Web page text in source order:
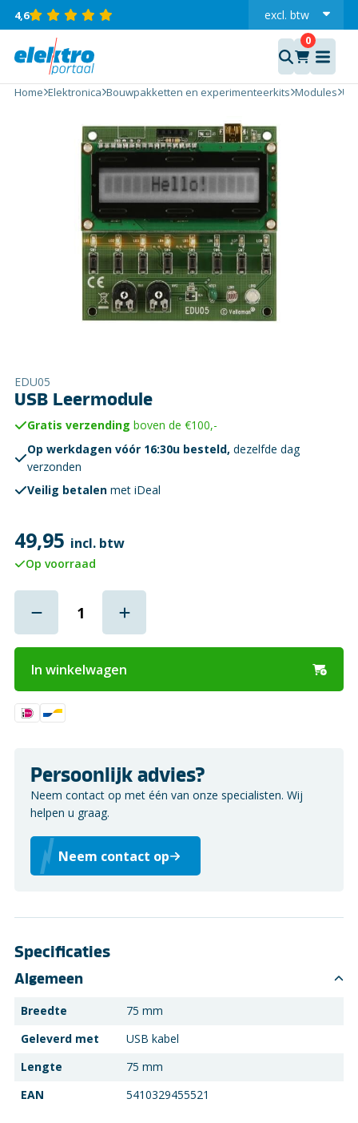
4,6 excl. btw
incl.
Home Elektronica Bouwpakketten en experimenteerkits Modules
EDU05
USB Leermodule
Gratis verzending boven de €100,-
Op werkdagen vóór 16:30u besteld, dezelfde dag
verzonden
Veilig betalen met iDeal
49,95 incl. btw
Op voorraad
USB
Leermodule
In winkelwagen
Persoonlijk advies?
Neem contact op met één van onze specialisten. Wij
helpen u graag.
Neem contact op
Specificaties
Algemeen
Breedte
75 mm
Geleverd met
USB kabel
Lengte
75 mm
EAN
5410329455521